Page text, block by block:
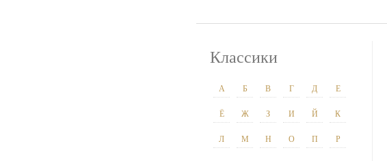
Классики
А Б В Г Д Е
Ё Ж З И Й К
Л М Н О П Р